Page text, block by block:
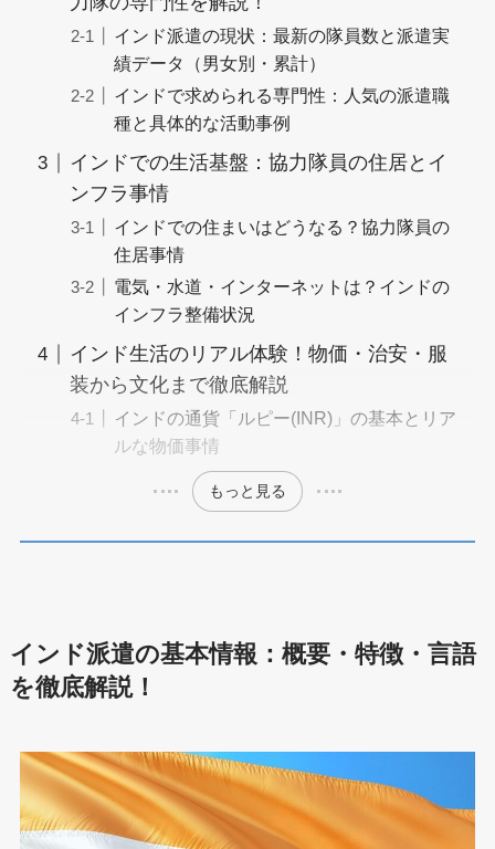
インド派遣の現状：最新の隊員数と派遣実
績データ（男女別・累計）
インドで求められる専門性：人気の派遣職
種と具体的な活動事例
インドでの生活基盤：協力隊員の住居とイ
ンフラ事情
インドでの住まいはどうなる？協力隊員の
住居事情
電気・水道・インターネットは？インドの
インフラ整備状況
インド生活のリアル体験！物価・治安・服
装から文化まで徹底解説
インドの通貨「ルピー(INR)」の基本とリア
ルな物価事情
もっと見る
インド派遣の基本情報：概要・特徴・言語
を徹底解説！